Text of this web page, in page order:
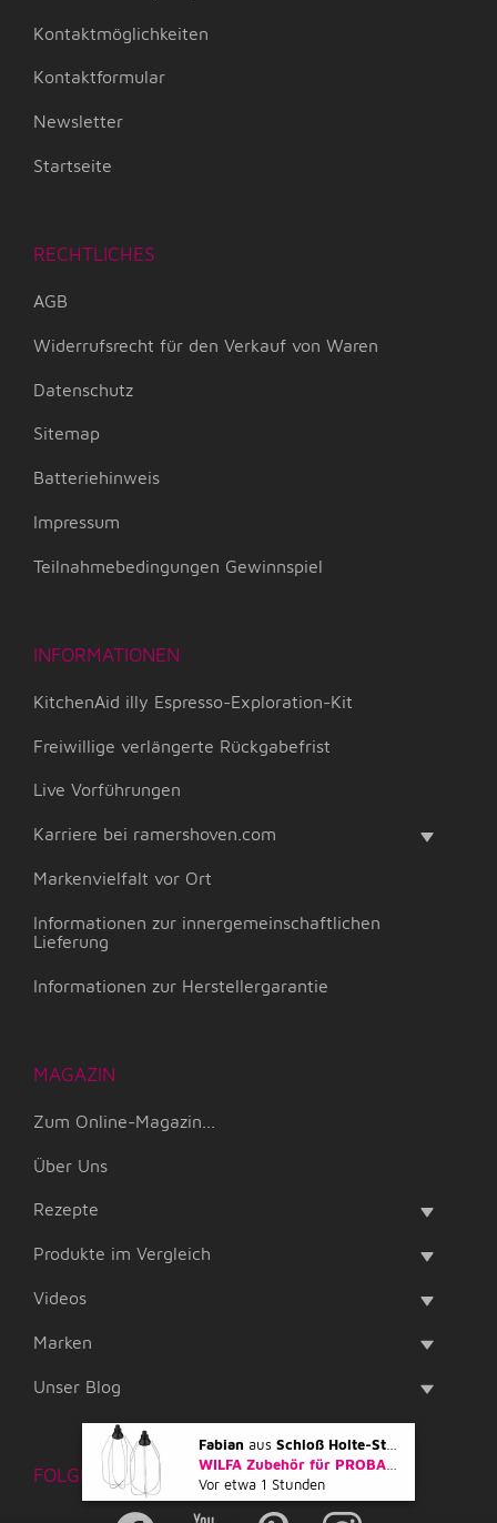
Kontaktmöglichkeiten
Kontaktformular
Newsletter
Startseite
RECHTLICHES
AGB
Widerrufsrecht für den Verkauf von Waren
Datenschutz
Sitemap
Batteriehinweis
Impressum
Teilnahmebedingungen Gewinnspiel
INFORMATIONEN
KitchenAid illy Espresso-Exploration-Kit
Freiwillige verlängerte Rückgabefrist
Live Vorführungen
Karriere bei ramershoven.com
Markenvielfalt vor Ort
Informationen zur innergemeinschaftlichen
Lieferung
Informationen zur Herstellergarantie
MAGAZIN
Zum Online-Magazin...
Über Uns
Rezepte
Produkte im Vergleich
Videos
Marken
Unser Blog
FOLGE UNS
Fabian aus Schloß Holte-Stukenbrock
WILFA Zubehör für PROBAKER Küchenmaschine - Ersatz-Schneebesen
Vor etwa 1 Stunden